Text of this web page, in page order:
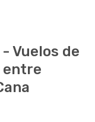
Vuelos de
entre